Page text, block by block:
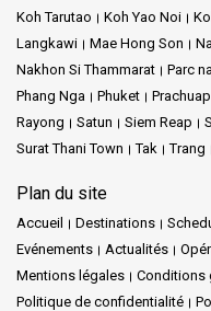
Koh Tarutao
Koh Yao Noi
Langkawi
Mae Hong Son
Nakhon Si Thammarat
Parc
Phang Nga
Phuket
Rayong
Satun Siem Reap
Surat Thani Town
Tak Trang
Plan du site
Accueil Destinations
Evénements
Actualités
Mentions légales
Conditions
Politique de confidentialité